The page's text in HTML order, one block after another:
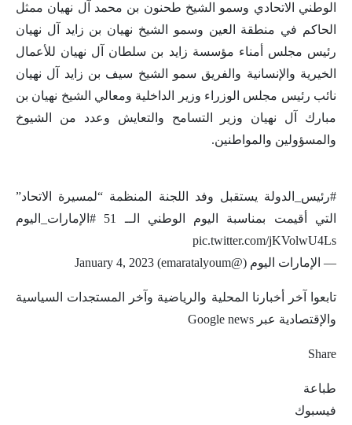
الوطني الاتحادي وسمو الشيخ طحنون بن محمد آل نهيان ممثل
الحاكم في منطقة العين وسمو الشيخ نهيان بن زايد آل نهيان
رئيس مجلس أمناء مؤسسة زايد بن سلطان آل نهيان للأعمال
الخيرية والإنسانية والفريق سمو الشيخ سيف بن زايد آل نهيان
نائب رئيس مجلس الوزراء وزير الداخلية ومعالي الشيخ نهيان بن
مبارك آل نهيان وزير التسامح والتعايش وعدد من الشيوخ
والمسؤولين والمواطنين.
#رئيس_الدولة يستقبل وفد اللجنة المنظمة “لمسيرة الاتحاد”
التي أقيمت بمناسبة اليوم الوطني الــ 51 #الإمارات_اليوم
pic.twitter.com/jKVolwU4Ls
— الإمارات اليوم (@emaratalyoum) January 4, 2023
تابعوا آخر أخبارنا المحلية والرياضية وآخر المستجدات السياسية
والإقتصادية عبر Google news
Share
طباعة
فيسبوك